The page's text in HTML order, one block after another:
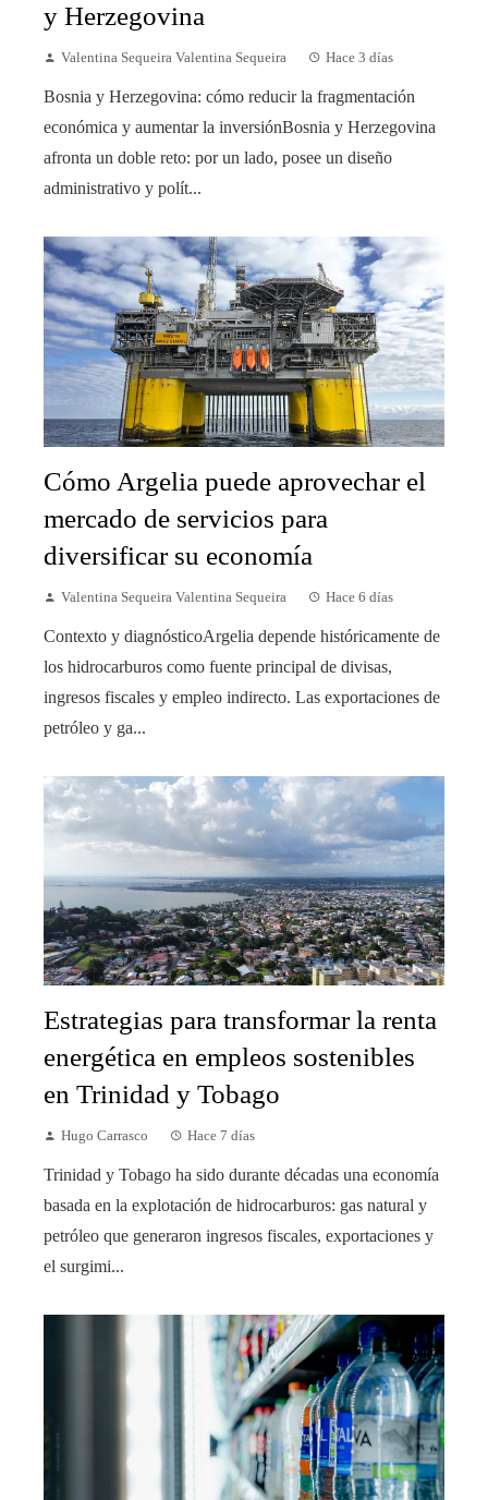
y Herzegovina
Valentina Sequeira Valentina Sequeira Hace 3 días
Bosnia y Herzegovina: cómo reducir la fragmentación
económica y aumentar la inversiónBosnia y Herzegovina
afronta un doble reto: por un lado, posee un diseño
administrativo y polít...
Cómo Argelia puede aprovechar el
mercado de servicios para
diversificar su economía
Valentina Sequeira Valentina Sequeira Hace 6 días
Contexto y diagnósticoArgelia depende históricamente de
los hidrocarburos como fuente principal de divisas,
ingresos fiscales y empleo indirecto. Las exportaciones de
petróleo y ga...
Estrategias para transformar la renta
energética en empleos sostenibles
en Trinidad y Tobago
Hugo Carrasco Hace 7 días
Trinidad y Tobago ha sido durante décadas una economía
basada en la explotación de hidrocarburos: gas natural y
petróleo que generaron ingresos fiscales, exportaciones y
el surgimi...